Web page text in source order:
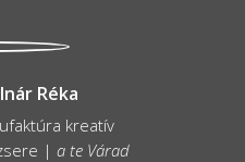
Réka
kreatív
| a te Várad